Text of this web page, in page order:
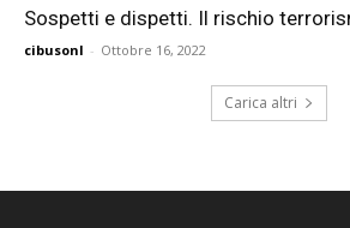
Sospetti e dispetti. Il rischio
cibusonl - Ottobre 16, 2022
Carica altri